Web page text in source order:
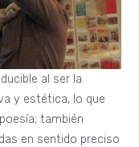
al ser la
y estética, lo que
también
en sentido preciso